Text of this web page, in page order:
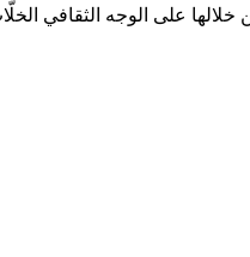
على الوجه الثقافي